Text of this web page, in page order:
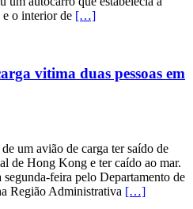
e o interior de […]
vitima duas pessoas em
um avião de carga ter saído de
de Hong Kong e ter caído ao mar.
feira pelo Departamento de
Região Administrativa […]